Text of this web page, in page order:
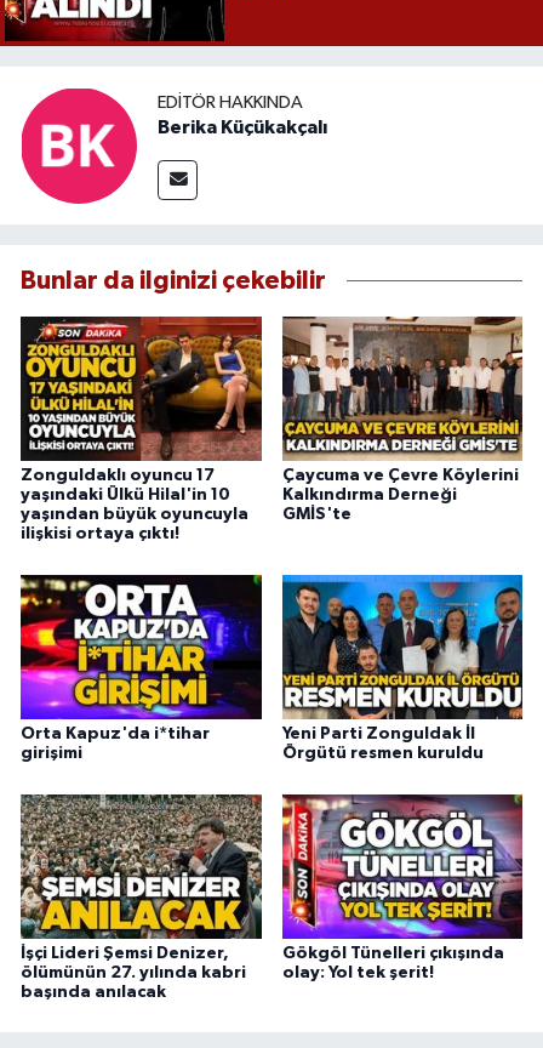
EDITÖR HAKKINDA
Berika Küçükakçalı
Bunlar da ilginizi çekebilir
Zonguldaklı oyuncu 17
yaşındaki Ülkü Hilal'in 10
yaşından büyük oyuncuyla
ilişkisi ortaya çıktı!
Çaycuma ve Çevre Köylerini
Kalkındırma Derneği
GMİS'te
Orta Kapuz'da i*tihar
girişimi
Yeni Parti Zonguldak İl
Örgütü resmen kuruldu
İşçi Lideri Şemsi Denizer,
ölümünün 27. yılında kabri
başında anılacak
Gökgöl Tünelleri çıkışında
olay: Yol tek şerit!